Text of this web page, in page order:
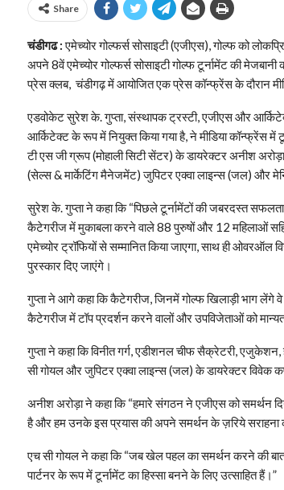
Share
चंडीगढ :एमेच्योर गोल्फर्स सोसाइटी (एजीएस), गोल्फ को
अपने 8वें एमेच्योर गोल्फर्स सोसाइटी गोल्फ टूर्नामेंट की
प्रेस क्लब, चंडीगढ़ में आयोजित एक प्रेस कॉन्फ्रेंस के दौरान
एडवोकेट सुरेश के. गुप्ता, संस्थापक ट्रस्टी, एजीएस और
आर्किटेक्ट के रूप में नियुक्त किया गया है, ने मीडिया कॉन्फ्रेंस
टी एस जी ग्रूप (मोहाली सिटी सेंटर) के डायरेक्टर अनीश
(सेल्स & मार्केटिंग मैनेजमेंट) जुपिटर एक्वा लाइन्स (जल) और
सुरेश के. गुप्ता ने कहा कि “पिछले टूर्नामेंटों की जबरदस्त
कैटेगरीज में मुकाबला करने वाले 88 पुरुषों और 12 महिलाओं
एमेच्योर ट्रॉफियों से सम्मानित किया जाएगा, साथ ही
पुरस्कार दिए जाएंगे।
गुप्ता ने आगे कहा कि कैटेगरीज, जिनमें गोल्फ खिलाड़ी भाग
कैटेगरीज में टॉप प्रदर्शन करने वालों और उपविजेताओं को
गुप्ता ने कहा कि विनीत गर्ग, एडीशनल चीफ सैक्रेटरी, एजुकेशन,
सी गोयल और जुपिटर एक्वा लाइन्स (जल) के डायरेक्टर
अनीश अरोड़ा ने कहा कि “हमारे संगठन ने एजीएस को समर्थन
है और हम उनके इस प्रयास की अपने समर्थन के ज़रिये सराहना
एच सी गोयल ने कहा कि “जब खेल पहल का समर्थन करने की बात
पार्टनर के रूप में टूर्नामेंट का हिस्सा बनने के लिए उत्साहित हैं।”